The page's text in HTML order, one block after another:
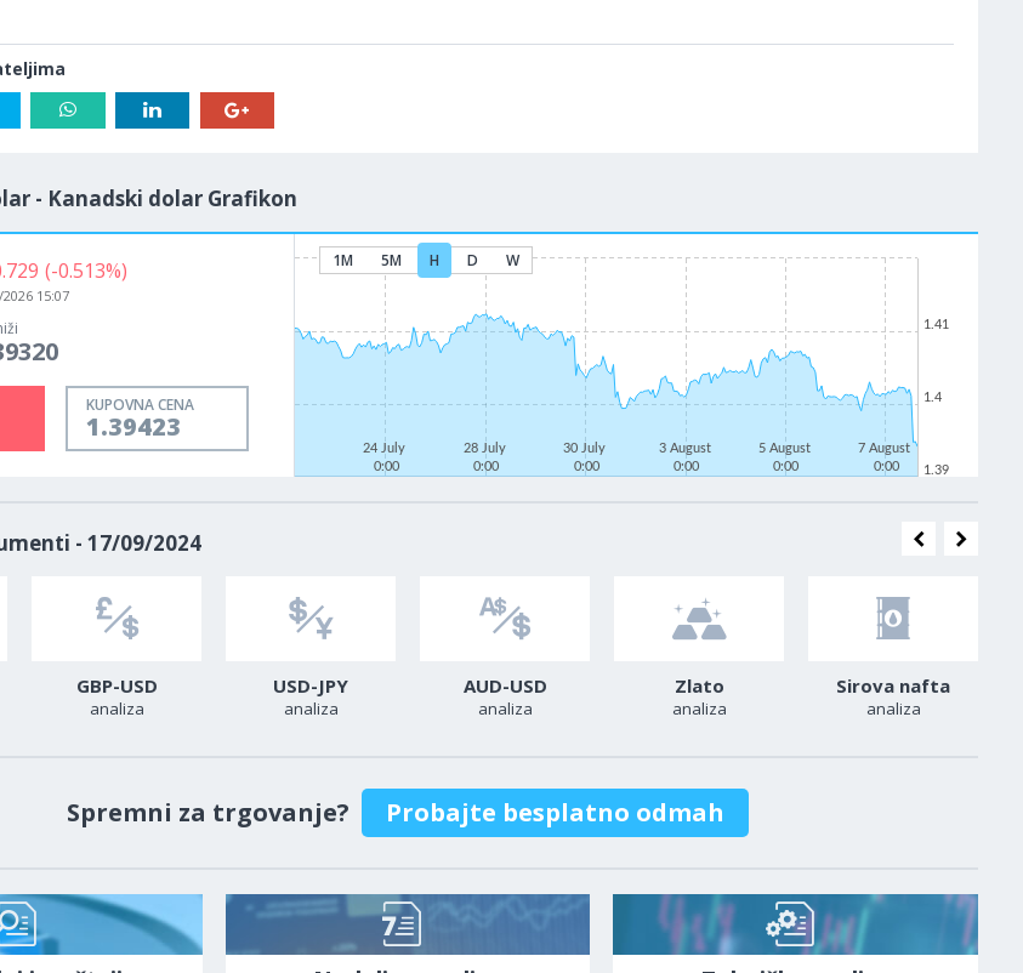
- Kanadski dolar Grafikon
(-0.513%)
15:07
KUPOVNA CENA
1.39423
1M 5M H D W
24 July
0:00
28 July
0:00
30 July
0:00
3 August
0:00
5 August
0:00
7 August
0:00
1.39
1.4
1.41
- 17/09/2024
GBP-USD
analiza
USD-JPY
analiza
AUD-USD
analiza
Zlato
analiza
Sirova nafta
analiza
Spremni za trgovanje? Probajte besplatno odmah